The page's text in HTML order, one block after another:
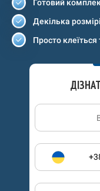
Готовий
Декілька
Просто клеїться